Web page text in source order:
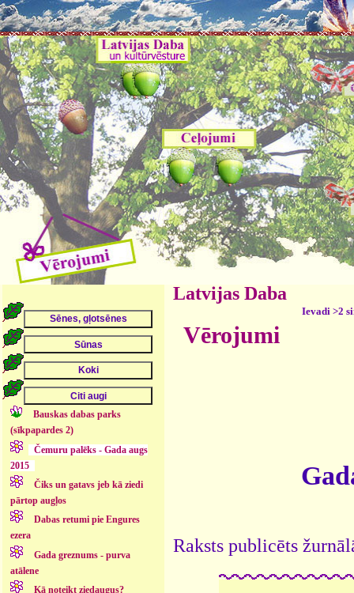
Bauskas dabas parks
(sīkpapardes 2)
Čemuru palēks - Gada augs
2015
Čiks un gatavs jeb kā ziedi
pārtop augļos
Dabas retumi pie Engures
ezera
Gada greznums - purva
atālene
Kā noteikt ziedaugus?
Latvijas Daba
Vērojumi
Ievadi >2
Raksts publicēts